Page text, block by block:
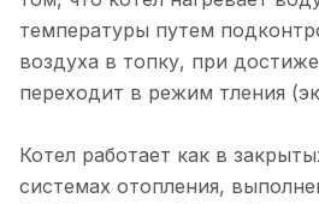
температуры путем
воздуха в топку, при
переходит в режим тления
Котел работает как в
системах отопления,